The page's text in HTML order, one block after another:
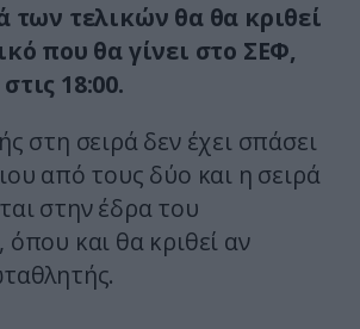
των τελικών θα θα κριθεί
που θα γίνει στο ΣΕΦ,
18:00.
στη σειρά δεν έχει σπάσει
από τους δύο και η σειρά
στην έδρα του
και θα κριθεί αν